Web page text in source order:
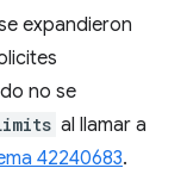
expandieron
no se
al llamar a
42240683.